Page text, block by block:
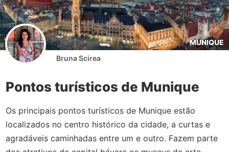
MUNIQUE
Bruna Scirea
Pontos turísticos de Munique
Os principais pontos turísticos de Munique estão
localizados no centro histórico da cidade, a curtas e
agradáveis caminhadas entre um e outro. Fazem parte